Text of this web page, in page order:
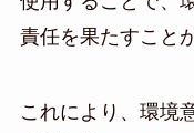
責任を果たすこと
これにより、環境